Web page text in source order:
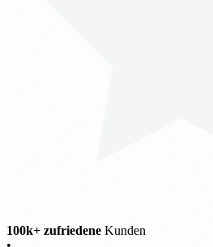
100k+ zufriedene Kunden